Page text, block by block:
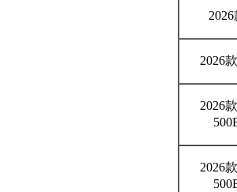
2026
2026
2026